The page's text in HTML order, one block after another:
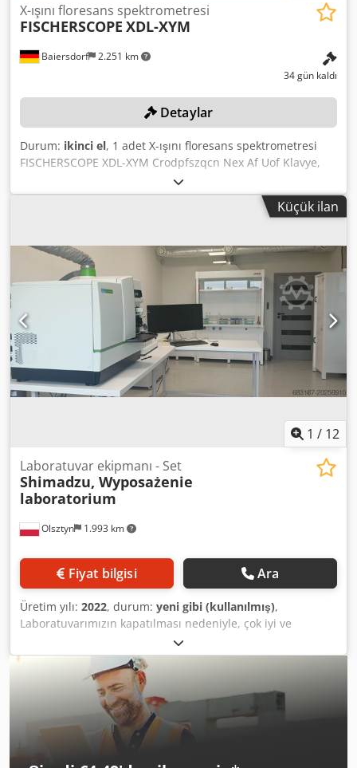
Baiersdorf 2.251 km
X-ışını floresans spektrometresi
FISCHERSCOPE XDL-XYM
34 gün kaldı
Detaylar
Durum: ikinci el, 1 adet X-ışını floresans spektrometresi
FISCHERSCOPE XDL-XYM Crodpfszqcn Nex Af Uof Klavye,
monitör ve bilgisayar ile birlikte Renk: Resimlerde
görüldüğü gibi, resimlere ve yerinde incelemeye göre
Küçük ilan
1 / 12
Olsztyn 1.993 km
Laboratuvar ekipmanı - Set
Shimadzu, Wyposażenie
laboratorium
Fiyat bilgisi Ara
Üretim yılı: 2022, durum: yeni gibi (kullanılmış),
Laboratuvarımızın kapatılması nedeniyle, çok iyi ve
mükemmel durumda olan laboratuvar ekipmanlarını satışa
sunuyoruz. Tüm ekipmanlar, amaçlarına uygun olarak
kullanılmış, düzenli olarak bakımları yapılmış, teknik olarak
tamamen çalışır durumda ve anında kullanıma hazırdır.
Crodpfxexmhfro Af Ujf Teklifimiz arasında şunlar
bulunmaktadır: LC MS/MS, GC MS, ICP MS,
*Spektrofotometre*, *Çalkalayıcılar*, *Mineralizör*,
*Millipore Milli-Q Direct 8 su arıtma sistemi*, *Laboplay